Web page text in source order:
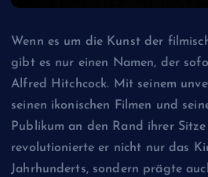
Wenn es um die Kunst der
gibt es nur einen Namen, der
Alfred Hitchcock. Mit seinem
seinen ikonischen Filmen und
Publikum an den Rand ihrer
revolutionierte er nicht nur das
Jahrhunderts, sondern prägte